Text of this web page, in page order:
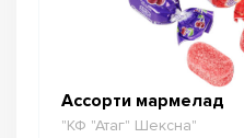
Ассорти мармелад
"КФ "Атаг" Шексна"